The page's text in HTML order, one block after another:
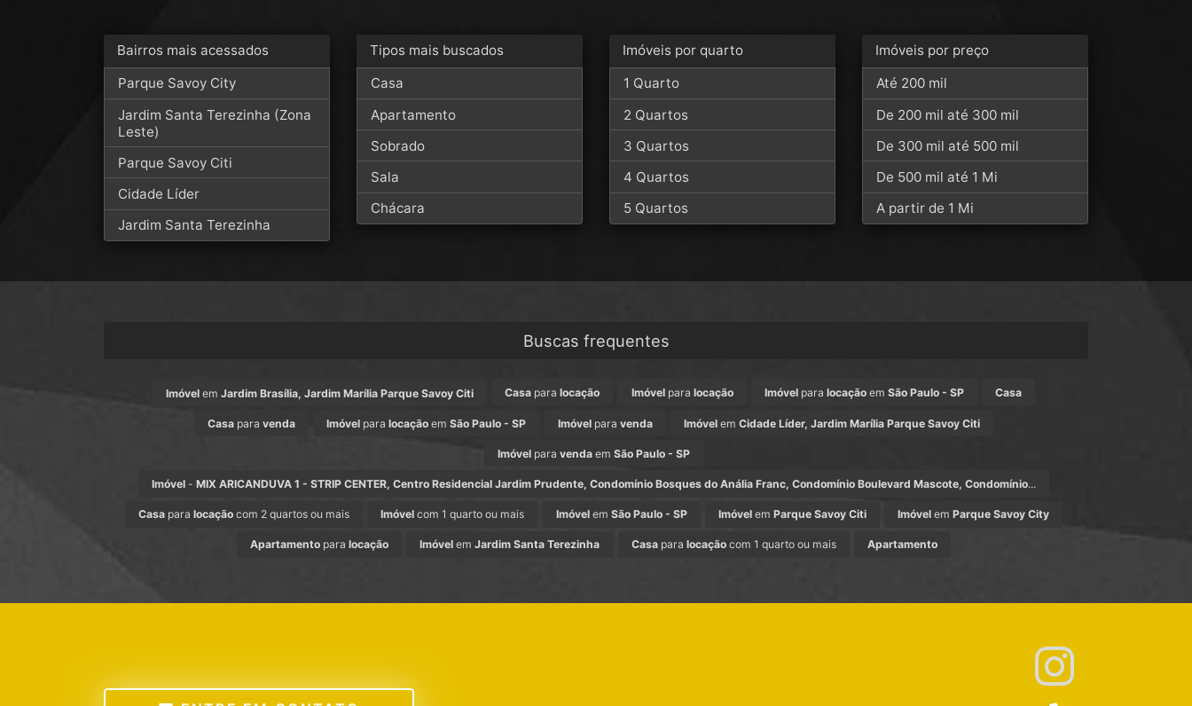
Bairros mais acessados
Parque Savoy City
Jardim Santa Terezinha (Zona
Leste)
Parque Savoy Citi
Cidade Líder
Jardim Santa Terezinha
Tipos mais buscados
Casa
Apartamento
Sobrado
Sala
Chácara
Imóveis por quarto
1 Quarto
2 Quartos
3 Quartos
4 Quartos
5 Quartos
Imóveis por preço
Até 200 mil
De 200 mil até 300 mil
De 300 mil até 500 mil
De 500 mil até 1 Mi
A partir de 1 Mi
Buscas frequentes
Imóvelem Jardim Brasília, Jardim Marília Parque Savoy Citi Casa paralocação Imóvelpara locação Imóvelpara locaçãoem São Paulo - SP Casa
Casapara venda Imóvel paralocação emSão Paulo - SP Imóvelpara venda Imóvel emCidade Líder, Jardim Marília Parque Savoy Citi
Imóvel para venda em São Paulo - SP
Imóvel - MIX ARICANDUVA 1 - STRIP CENTER, Centro Residencial Jardim Prudente, Condomínio Bosques do Anália Franc, Condomínio Boulevard Mascote, Condomínio...
Casapara locaçãocom 2 quartos ou mais Imóvel com 1 quarto ou mais Imóvelem São Paulo - SP Imóvelem Parque Savoy Citi Imóvel emParque Savoy City
Apartamentopara locação Imóvel emJardim Santa Terezinha Casapara locaçãocom 1 quarto ou mais Apartamento